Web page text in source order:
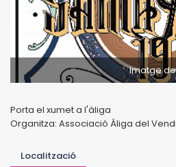
Imatge
Porta el xumet a l'àliga
Organitza: Associació Àliga del
Localització